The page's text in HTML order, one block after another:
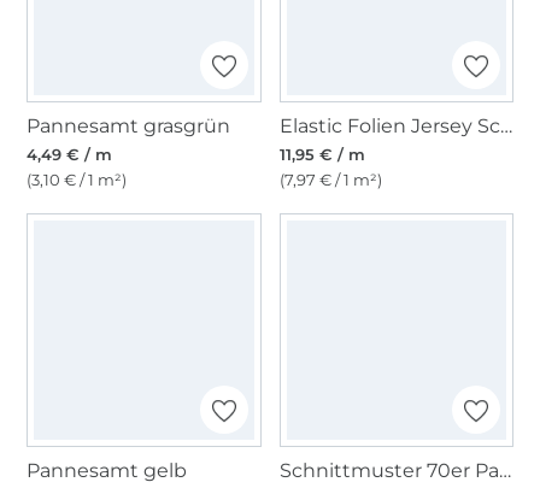
Pannesamt grasgrün
4,49 € / m
(3,10 € / 1 m²)
Elastic Folien Jersey Schlangendesign dunkelblau
11,95 € / m
(7,97 € / 1 m²)
Pannesamt gelb Schnittmuster 70er Partyanzug–Herren Jacke–Hemd-Schlaghose, Burda 2374